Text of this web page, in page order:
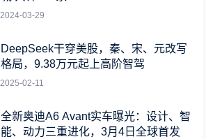
2024-03-29
DeepSeek干穿美股，秦、宋、元改写
格局，9.38万元起上高阶智驾
2025-02-11
全新奥迪A6 Avant实车曝光：设计、智
能、动力三重进化，3月4日全球首发